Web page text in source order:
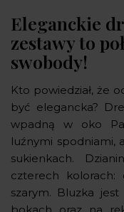
Eleganckie
zestawy to
swobody!
Kto powiedział, że
być elegancka?
wpadną w oko
luźnymi spodniami,
sukienkach.
czterech kolorach:
szarym. Bluzka